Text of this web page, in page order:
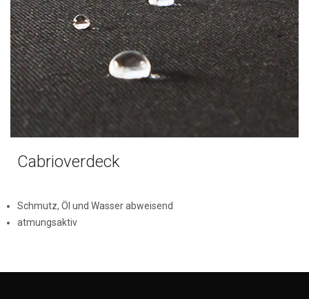
Cabrioverdeck
Schmutz, Öl und Wasser abweisend
atmungsaktiv